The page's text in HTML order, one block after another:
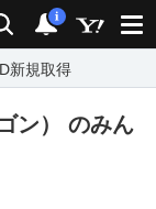
検索 通知
i
新規取得
ン） のみん